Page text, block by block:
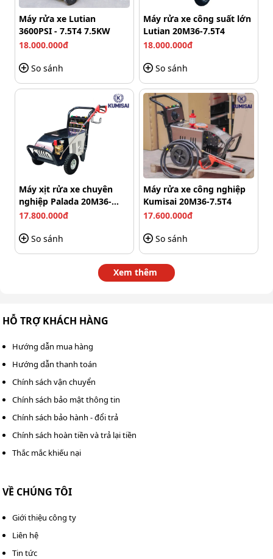
và sửa chữa. Được thiết kế để hoạt động lâu dài, Lutian
18G30-13A có thể duy trì hiệu suất ổn định trong nhiều
năm nếu được bảo dưỡng đúng cách.
Máy rửa xe Lutian 18G30-13A không chỉ phù hợp cho
việc làm sạch xe máy, xe ô tô mà còn có thể dùng cho
nhiều ứng dụng khác như làm sạch máy móc công
nghiệp, công trình xây dựng, hay vệ sinh các thiết bị
ngoài trời.
Hệ thống đầu phun đi kèm máy rửa xe máy chạy xăng
Với ba béc phun đi kèm gồm góc 0°, 15°, 40° và béc hóa
loại bề mặt và vết bẩn khác nhau. Điều này làm tăng
hiệu quả làm sạch, tiết kiệm thời gian và công sức cho
Hướng dẫn cách sử dụng máy rửa
xe máy chạy xăng Lutian 18G30-
13A
Máy rửa xe Lutian
3600PSI - 7.5T4 7.5KW
18.000.000đ
So sánh
Máy rửa xe công suất lớn
Lutian 20M36-7.5T4
18.000.000đ
So sánh
Máy xịt rửa xe chuyên
nghiệp Palada 20M36-
7.5T4
17.800.000đ
So sánh
Máy rửa xe công nghiệp
Kumisai 20M36-7.5T4
17.600.000đ
So sánh
Xem thêm
HỖ TRỢ KHÁCH HÀNG
Hướng dẫn mua hàng
Hướng dẫn thanh toán
Chính sách vận chuyển
Chính sách bảo mật thông tin
Chính sách bảo hành - đổi trả
Chính sách hoàn tiền và trả lại tiền
Thắc mắc khiếu nại
VỀ CHÚNG TÔI
Giới thiệu công ty
Liên hệ
Tin tức